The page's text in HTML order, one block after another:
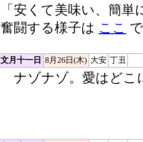
「安くて美味い、簡
奮闘する様子は ここ
文月十一日 8月26日(木) 大安 丁丑
ナゾナゾ。愛はどこ